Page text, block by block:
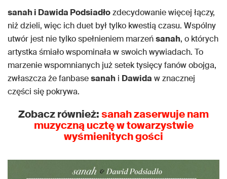
sanah i Dawida Podsiadłozdecydowanie więcej łączy,
niż dzieli, więc ich duet był tylko kwestią czasu. Wspólny
utwór jest nie tylko spełnieniem marzeńsanah, o których
artystka śmiało wspominała w swoich wywiadach. To
marzenie wspomnianych już setek tysięcy fanów obojga,
zwłaszcza że fanbasesanah i Dawida w znacznej
części się pokrywa.
Zobacz również:sanah zaserwuje nam
muzyczną ucztę w towarzystwie
wyśmienitych gości